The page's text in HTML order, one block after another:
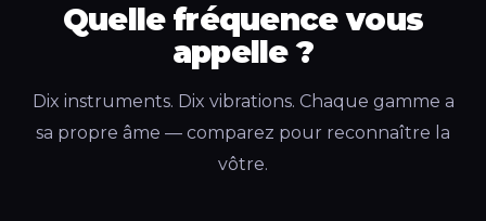
Quelle fréquence vous
appelle ?
Dix instruments. Dix vibrations. Chaque gamme a
sa propre âme — comparez pour reconnaître la
vôtre.